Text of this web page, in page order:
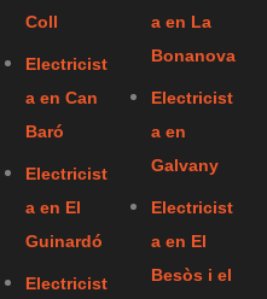
Coll
Electricist
a en Can
Baró
Electricist
a en El
Guinardó
Electricist
a en La
Bonanova
Electricist
a en
Galvany
Electricist
a en El
Besòs i el